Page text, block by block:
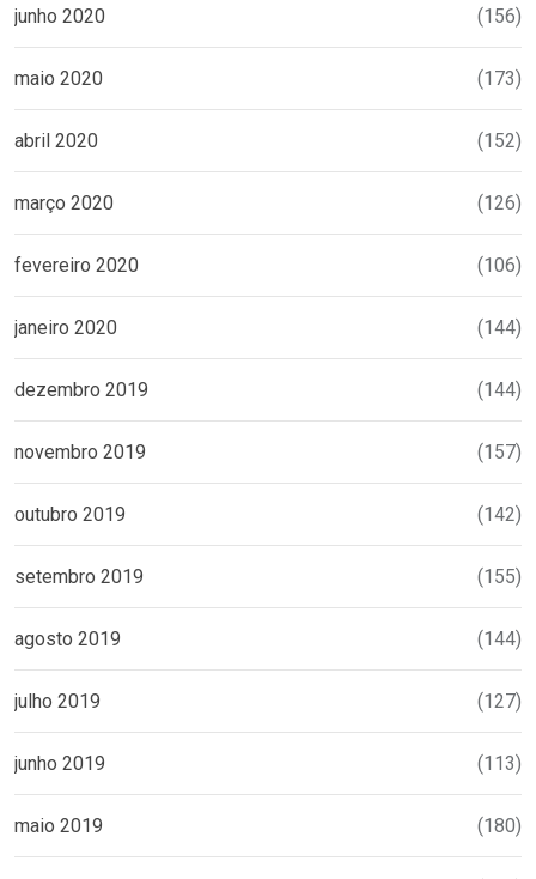
junho 2020 (156)
maio 2020 (173)
abril 2020 (152)
março 2020 (126)
fevereiro 2020 (106)
janeiro 2020 (144)
dezembro 2019 (144)
novembro 2019 (157)
outubro 2019 (142)
setembro 2019 (155)
agosto 2019 (144)
julho 2019 (127)
junho 2019 (113)
maio 2019 (180)